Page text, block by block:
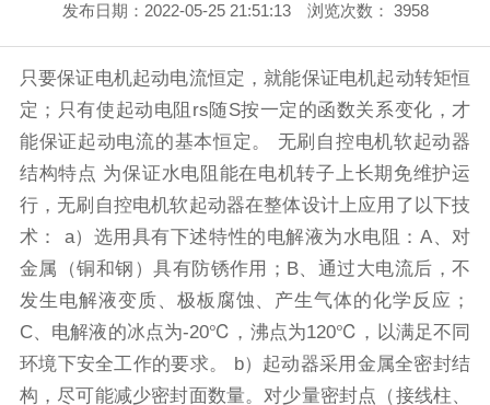
发布日期：2022-05-25 21:51:13 浏览次数： 3958
只要保证电机起动电流恒定，就能保证电机起动转矩恒
定；只有使起动电阻rs随S按一定的函数关系变化，才
能保证起动电流的基本恒定。 无刷自控电机软起动器
结构特点 为保证水电阻能在电机转子上长期免维护运
行，无刷自控电机软起动器在整体设计上应用了以下技
术： a）选用具有下述特性的电解液为水电阻：A、对
金属（铜和钢）具有防锈作用；B、通过大电流后，不
发生电解液变质、极板腐蚀、产生气体的化学反应；
C、电解液的冰点为-20℃，沸点为120℃，以满足不同
环境下安全工作的要求。 b）起动器采用金属全密封结
构，尽可能减少密封面数量。对少量密封点（接线柱、